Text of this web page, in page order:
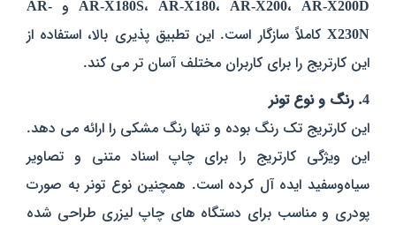
AR-X180S، AR-X180، AR-X200، AR-X200D و AR-
X230N کاملاً سازگار است. این تطبیق‌ پذیری بالا، استفاده از
این کارتریج را برای کاربران مختلف آسان‌ تر می‌ کند.
4. رنگ و نوع تونر
این کارتریج تک‌ رنگ بوده و تنها رنگ مشکی را ارائه می‌ دهد.
این ویژگی کارتریج را برای چاپ اسناد متنی و تصاویر
سیاه‌وسفید ایده‌ آل کرده است. همچنین نوع تونر به‌ صورت
پودری و مناسب برای دستگاه‌ های چاپ لیزری طراحی شده